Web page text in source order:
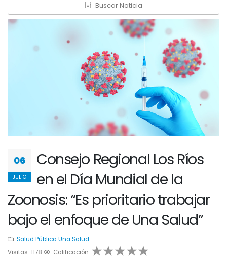
Buscar Noticia
06
JULIO
Consejo Regional Los Ríos
en el Día Mundial de la
Zoonosis: “Es prioritario trabajar
bajo el enfoque de Una Salud”
Salud Pública Una Salud
Visitas: 1178
Calificación:
1 2 3 4 5